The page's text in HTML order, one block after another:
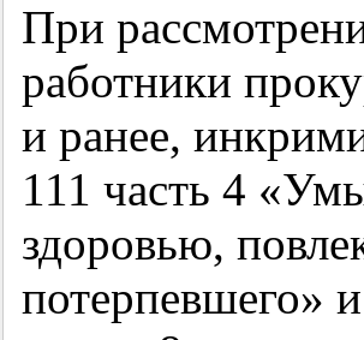
При
работники
и ранее,
111 часть 4
здоровью,
потерпевшего»